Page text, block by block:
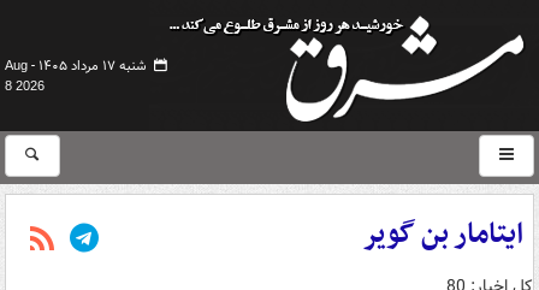
شنبه ۱۷ مرداد ۱۴۰۵ -
Aug
8 2026
ایتامار بن گویر